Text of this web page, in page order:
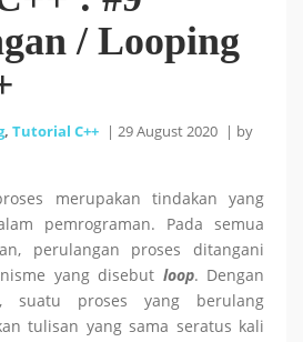
Online Judge) di Ubuntu
mudah di Publish or Perish
Data dengan R 18
/ Looping
, Tutorial C++ | 29 August 2020 | by
merupakan tindakan yang
pemrograman. Pada semua
perulangan proses ditangani
yang disebut loop. Dengan
, suatu proses yang berulang
tulisan yang sama seratus kali